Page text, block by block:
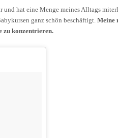
und hat eine Menge meines Alltags
ganz schön beschäftigt. Meine
zu konzentrieren.